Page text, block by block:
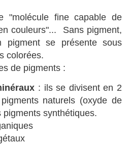
"molécule fine capable de
couleurs"... Sans pigment,
pigment se présente sous
colorées.
de pigments :
: ils se divisent en 2
naturels (oxyde de
pigments synthétiques.